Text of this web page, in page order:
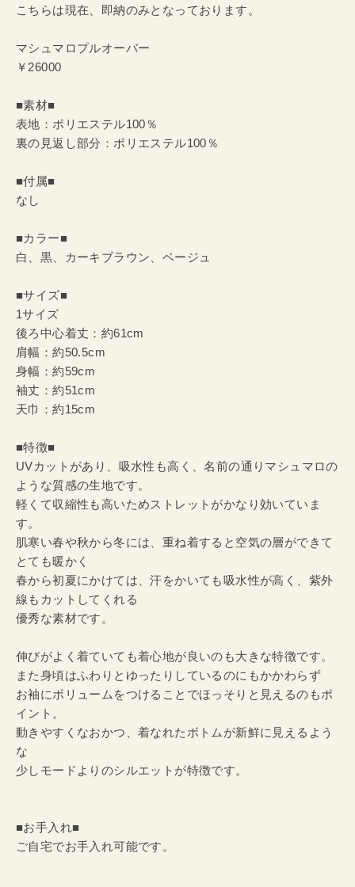
こちらは現在、即納のみとなっております。
マシュマロプルオーバー
￥26000
■素材■
表地：ポリエステル100％
裏の見返し部分：ポリエステル100％
■付属■
なし
■カラー■
白、黒、カーキブラウン、ベージュ
■サイズ■
1サイズ
後ろ中心着丈：約61cm
肩幅：約50.5cm
身幅：約59cm
袖丈：約51cm
天巾：約15cm
■特徴■
UVカットがあり、吸水性も高く、名前の通りマシュマロの
ような質感の生地です。
軽くて収縮性も高いためストレットがかなり効いていま
す。
肌寒い春や秋から冬には、重ね着すると空気の層ができて
とても暖かく
春から初夏にかけては、汗をかいても吸水性が高く、紫外
線もカットしてくれる
優秀な素材です。
伸びがよく着ていても着心地が良いのも大きな特徴です。
また身頃はふわりとゆったりしているのにもかかわらず
お袖にボリュームをつけることでほっそりと見えるのもポ
イント。
動きやすくなおかつ、着なれたボトムが新鮮に見えるよう
な
少しモードよりのシルエットが特徴です。
■お手入れ■
ご自宅でお手入れ可能です。